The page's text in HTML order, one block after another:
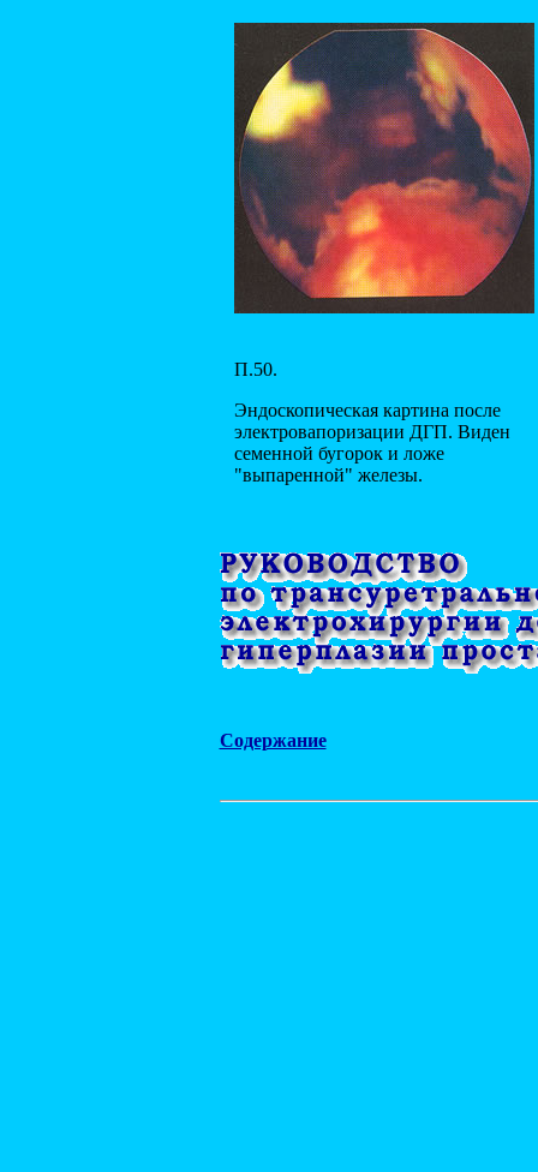
П.50.
Эндоскопическая картина после
электровапоризации ДГП. Виден
семенной бугорок и ложе
"выпаренной" железы.
Содержание